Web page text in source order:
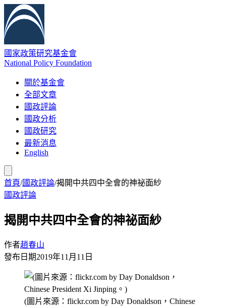
國家政策研究基金會
National Policy Foundation
關於基金會
全部文章
國政評論
國政分析
國政研究
最新消息
English
首頁/國政評論/揭開中共四中全會的神祕面紗
國政評論
揭開中共四中全會的神祕面紗
作者趙春山
發布日期2019年11月11日
(圖片來源：flickr.com by Day Donaldson，Chinese